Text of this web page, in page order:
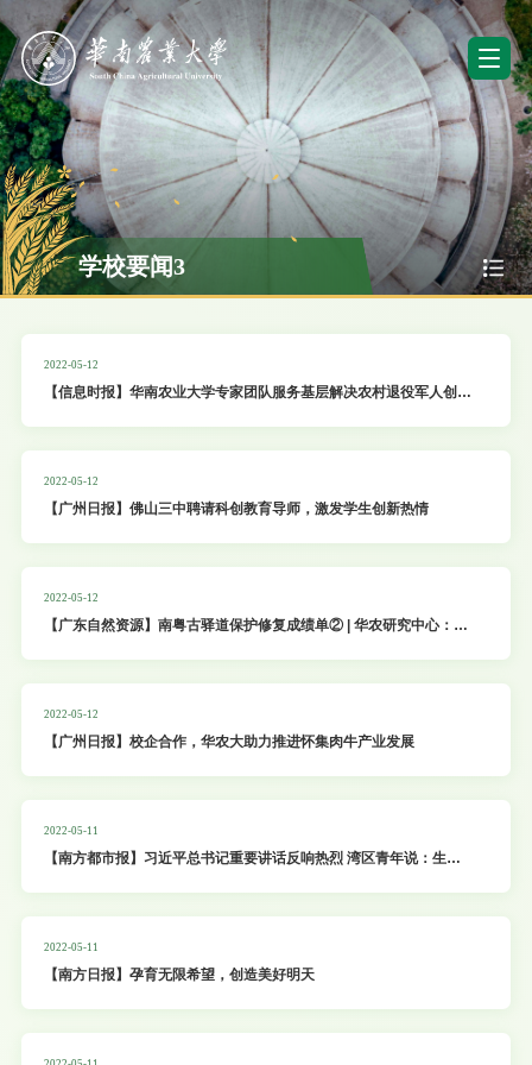
学校要闻3
2022-05-12
【信息时报】华南农业大学专家团队服务基层解决农村退役军人创业
2022-05-12
【广州日报】佛山三中聘请科创教育导师，激发学生创新热情
2022-05-12
【广东自然资源】南粤古驿道保护修复成绩单② | 华农研究中心：为
2022-05-12
【广州日报】校企合作，华农大助力推进怀集肉牛产业发展
2022-05-11
【南方都市报】习近平总书记重要讲话反响热烈 湾区青年说：生逢
2022-05-11
【南方日报】孕育无限希望，创造美好明天